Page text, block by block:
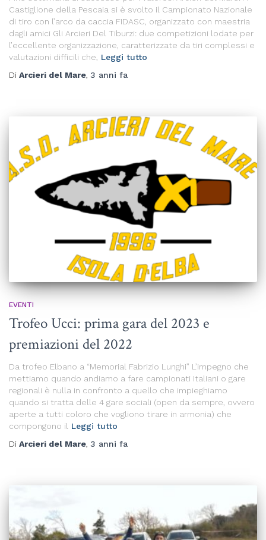
Castiglione della Pescaia si è svolto il Campionato Nazionale
di tiro con l’arco da caccia FIDASC, organizzato con maestria
dagli amici Gli Arcieri Del Tiburzi: due competizioni lodate per
l’eccellente organizzazione, caratterizzate da tiri complessi e
valutazioni difficili che,
Leggi tutto
Di Arcieri del Mare, 3 anni fa
EVENTI
Trofeo Ucci: prima gara del 2023 e
premiazioni del 2022
Da trofeo Elbano a “Memorial Fabrizio Lunghi” L’impegno che
mettiamo quando andiamo a fare campionati Italiani o gare
regionali è nulla in confronto a quello che impieghiamo
quando si tratta delle 4 gare sociali (open da sempre, ovvero
aperte a tutti coloro che vogliono tirare in armonia) che
compongono il Leggi tutto
Di Arcieri del Mare, 3 anni fa